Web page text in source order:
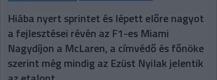
Hiába nyert sprintet és lépett előre nagyot
a fejlesztései révén az F1-es Miami
Nagydíjon a McLaren, a címvédő és főnöke
szerint még mindig az Ezüst Nyilak jelentik